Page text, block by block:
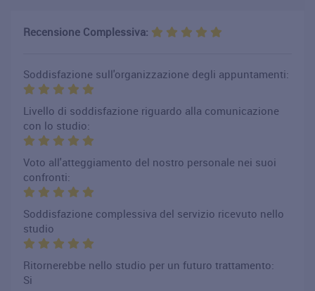
Recensione Complessiva:
Soddisfazione sull'organizzazione degli appuntamenti:
Livello di soddisfazione riguardo alla comunicazione
con lo studio:
Voto all'atteggiamento del nostro personale nei suoi
confronti:
Soddisfazione complessiva del servizio ricevuto nello
studio
Ritornerebbe nello studio per un futuro trattamento:
Si